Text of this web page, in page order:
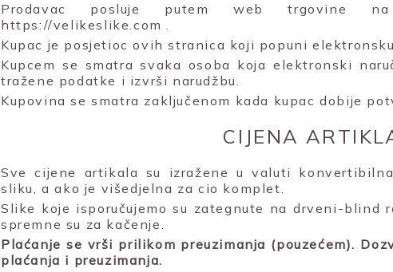
Prodavac posluje putem web trgovine
https://velikeslike.com .
Kupac je posjetioc ovih stranica koji popuni
Kupcem se smatra svaka osoba koja elektronski
tražene podatke i izvrši narudžbu.
Kupovina se smatra zaključenom kada kupac dobije
CIJENA
Sve cijene artikala su izražene u valuti
sliku, a ako je višedjelna za cio komplet.
Slike koje isporučujemo su zategnute na drveni-blind
spremne su za kačenje.
Plaćanje se vrši prilikom preuzimanja (pouzećem).
plaćanja i preuzimanja.